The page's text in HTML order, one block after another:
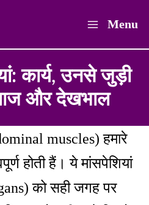
Main
Menu
Menu
कार्य, उनसे जुड़ी
और देखभाल
muscles) हमारे
होती हैं। ये मांसपेशियां
को सही जगह पर